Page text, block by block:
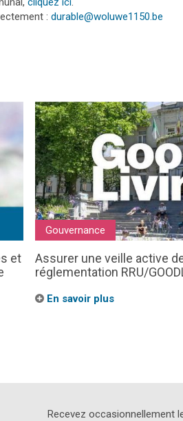
: durable@woluwe1150.be
et
Gouvernance
Assurer une veille active
réglementation RRU/
En savoir plus
Recevez occasionnellement